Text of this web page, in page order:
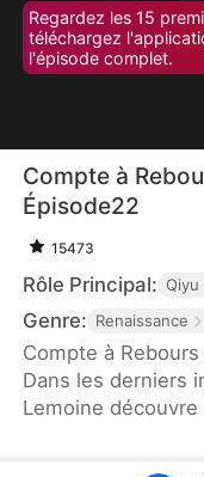
Regardez les 15
téléchargez
l'épisode complet.
Compte à
Épisode22
15473
Rôle Principal: Qiyu
Genre: Renaissance
Compte à
Dans les derniers
Lemoine